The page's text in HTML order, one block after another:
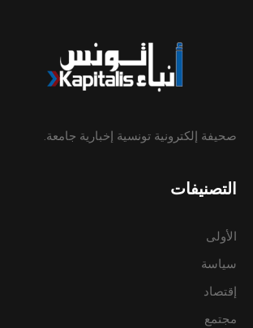
صحيفة إلكترونية تونسية إخبارية جامعة.
التصنيفات
الأولى
سياسة
إقتصاد
مجتمع